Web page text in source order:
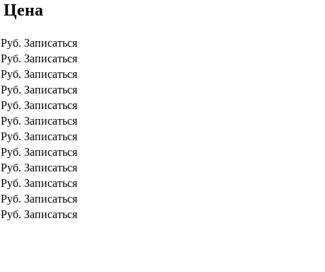
Цена
Руб. Записаться
Руб. Записаться
Руб. Записаться
Руб. Записаться
Руб. Записаться
Руб. Записаться
Руб. Записаться
Руб. Записаться
Руб. Записаться
Руб. Записаться
Руб. Записаться
Руб. Записаться